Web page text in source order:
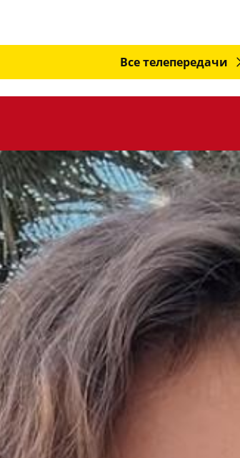
Все телепередачи